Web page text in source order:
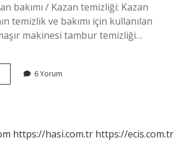
bakımı / Kazan temizliği: Kazan
temizlik ve bakımı için kullanılan
makinesi tambur temizliği…
Tambur
6 Yorum
https://hasi.com.tr https://ecis.com.tr